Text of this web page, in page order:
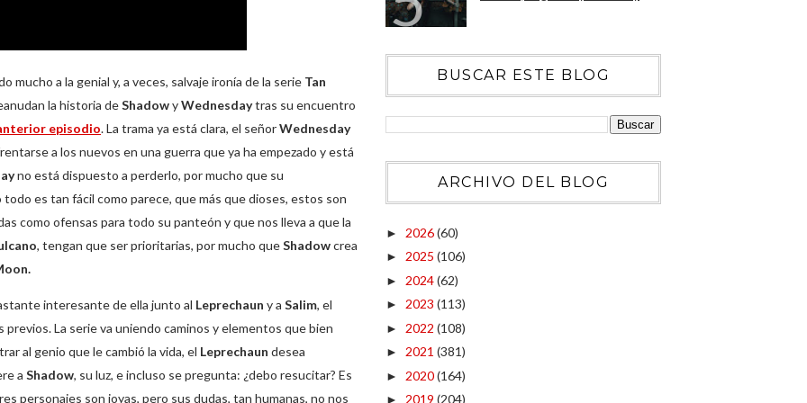
mucho a la genial y, a veces, salvaje ironía de la serie Tan
la historia deShadowyWednesdaytras su encuentro
episodio. La trama ya está clara, el señorWednesday
a los nuevos en una guerra que ya ha empezado y está
no está dispuesto a perderlo, por mucho que su
es tan fácil como parece, que más que dioses, estos son
como ofensas para todo su panteón y que nos lleva a que la
, tengan que ser prioritarias, por mucho queShadowcrea
interesante de ella junto al Leprechaun y a Salim, el
La serie va uniendo caminos y elementos que bien
al genio que le cambió la vida, el Leprechaun desea
a Shadow, su luz, e incluso se pregunta: ¿debo resucitar? Es
personajes son joyas, pero sus dudas, tan humanas, no nos
BUSCAR ESTE BLOG
ARCHIVO DEL BLOG
► 2026(60)
► 2025 (106)
► 2024(62)
► 2023 (113)
► 2022 (108)
► 2021 (381)
► 2020(164)
► 2019 (204)